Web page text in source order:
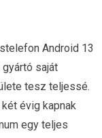
Android 13
saját
tesz teljessé.
évig kapnak
egy teljes